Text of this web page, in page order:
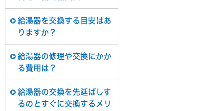
給湯器を交換する目安はあ
りますか？
給湯器の修理や交換にかか
る費用は？
給湯器の交換を先延ばしす
るのとすぐに交換するメリ